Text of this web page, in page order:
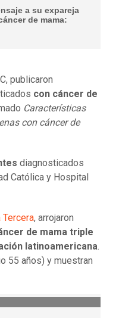
a su expareja
de mama:
publicaron
con cáncer de
Características
con cáncer de
diagnosticados
Católica y Hospital
Tercera, arrojaron
de mama triple
latinoamericana.
55 años) y muestran